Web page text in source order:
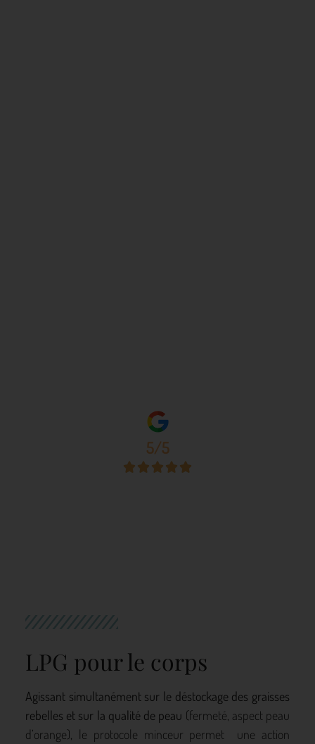
5/5
    
LPG pour le corps
Agissant simultanément sur le déstockage des graisses
rebelles et sur la qualité de peau (fermeté, aspect peau
d’orange), le protocole minceur permet une action